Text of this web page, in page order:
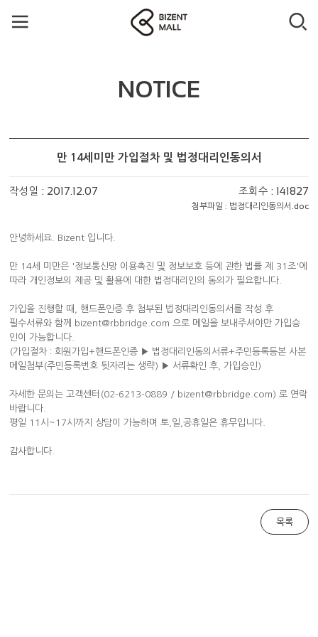
NOTICE
만 14세미만 가입절차 및 법정대리인동의서
작성일 : 2017.12.07 조회수 : 141827
첨부파일 : 법정대리인동의서.doc
안녕하세요. Bizent 입니다.
만 14세 미만은 '정보통신망 이용촉진 및 정보보호 등에 관한 법률 제 31조'에
따라 개인정보의 제공 및 활용에 대한 법정대리인의 동의가 필요합니다.
가입을 진행할 때, 핸드폰인증 후 첨부된 법정대리인동의서를 작성 후
필수서류와 함께 bizent@rbbridge.com 으로 메일을 보내주셔야만 가입승
인이 가능합니다.
(가입절차 : 회원가입+핸드폰인증 ▶ 법정대리인동의서류+주민등록등본 사본
메일첨부(주민등록번호 뒷자리는 생략) ▶ 서류확인 후, 가입승인)
자세한 문의는 고객센터(02-6213-0889 / bizent@rbbridge.com) 로 연락
바랍니다.
평일 11시~17시까지 상담이 가능하며 토,일,공휴일은 휴무입니다.
감사합니다.
목록